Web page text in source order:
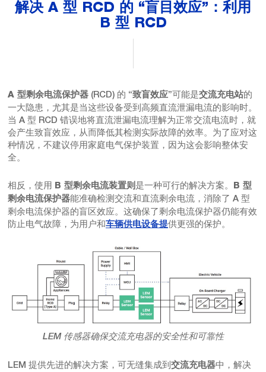
解决 A 型 RCD 的 “盲目效应”：利用
B 型 RCD
A 型剩余电流保护器 (RCD) 的 “致盲效应”可能是交流充电站的
一大隐患，尤其是当这些设备受到高频直流泄漏电流的影响时。
当 A 型 RCD 错误地将直流泄漏电流理解为正常交流电流时，就
会产生致盲效应，从而降低其检测实际故障的效率。为了应对这
种情况，不建议停用家庭电气保护装置，因为这会影响整体安
全。
相反，使用 B 型剩余电流装置则 是一种可行的解决方案。
B 型
剩余电流保护器能准确检测交流和直流剩余电流，消除了 A 型
剩余电流保护器的盲区效应。这确保了剩余电流保护器仍能有效
防止电气故障，为用户和车辆供电设备提供更强的保护。
LEM 传感器确保交流充电器的安全性和可靠性
LEM 提供先进的解决方案，可无缝集成到 交流充电器中，解决